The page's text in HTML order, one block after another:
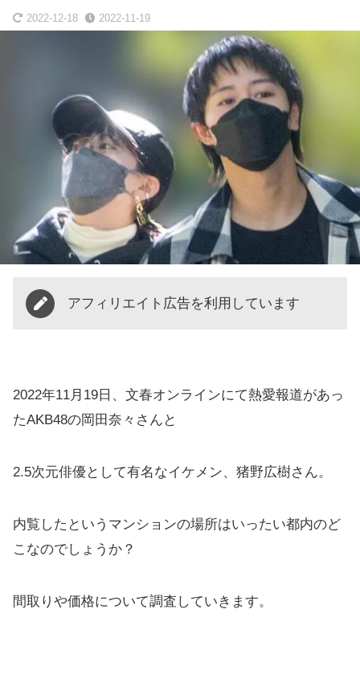
2022-12-18 2022-11-19
アフィリエイト広告を利用しています
2022年11月19日、文春オンラインにて熱愛報道があっ
たAKB48の岡田奈々さんと
2.5次元俳優として有名なイケメン、猪野広樹さん。
内覧したというマンションの場所はいったい都内のど
こなのでしょうか？
間取りや価格について調査していきます。